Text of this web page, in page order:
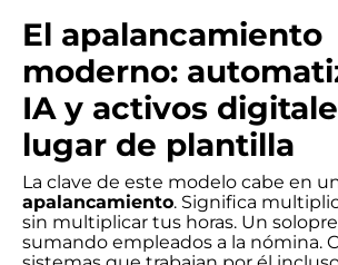
El apalancamiento
moderno:
IA y activos
lugar de plantilla
La clave de este modelo cabe en
apalancamiento. Significa
sin multiplicar tus horas. Un
sumando empleados a la nómina.